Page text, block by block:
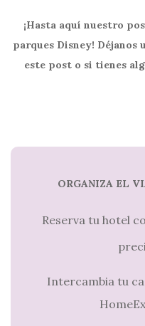
¡Hasta aquí nuestro
parques Disney!
este post o si tienes
ORGANIZA EL
Reserva tu hotel
Intercambia tu